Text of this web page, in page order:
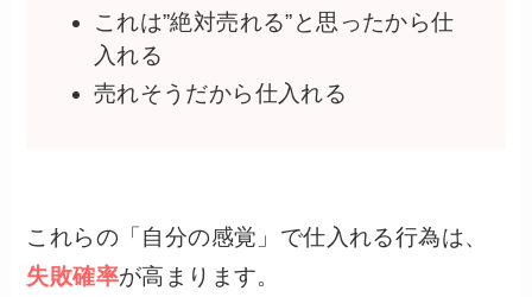
これは”絶対売れる”と思ったから仕
入れる
売れそうだから仕入れる
これらの「自分の感覚」で仕入れる行為は、
失敗確率が高まります。